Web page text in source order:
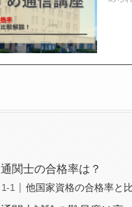
通関士の合格率は？
他国家資格の合格率と